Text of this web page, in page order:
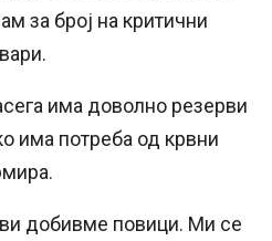
за број на критични
има доволно резерви
има потреба од крвни
добивме повици. Ми се